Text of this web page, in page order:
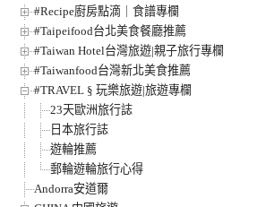
#Recipe廚房點滴｜食譜專欄
#Taipeifood台北美食餐廳推薦
#Taiwan Hotel台灣旅遊|親子旅行專欄
#Taiwanfood台灣新北美食推薦
#TRAVEL § 玩樂旅遊|旅遊專欄
23天歐洲旅行誌
日本旅行誌
遊輪推薦
郵輪遊輪旅行心得
Andorra安道爾